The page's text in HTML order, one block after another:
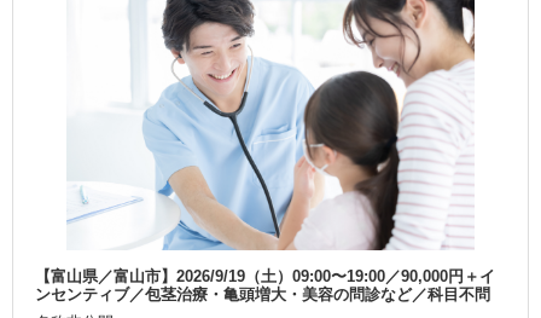
【富山県／富山市】2026/9/19（土）09:00〜19:00／90,000円＋イ
ンセンティブ／包茎治療・亀頭増大・美容の問診など／科目不問